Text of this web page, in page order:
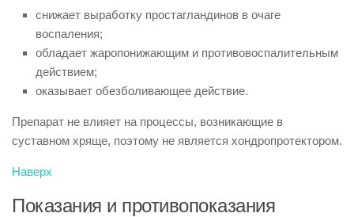
снижает выработку простагландинов в очаге
воспаления;
обладает жаропонижающим и противовоспалительным
действием;
оказывает обезболивающее действие.
Препарат не влияет на процессы, возникающие в
суставном хряще, поэтому не является хондропротектором.
Наверх
Показания и противопоказания